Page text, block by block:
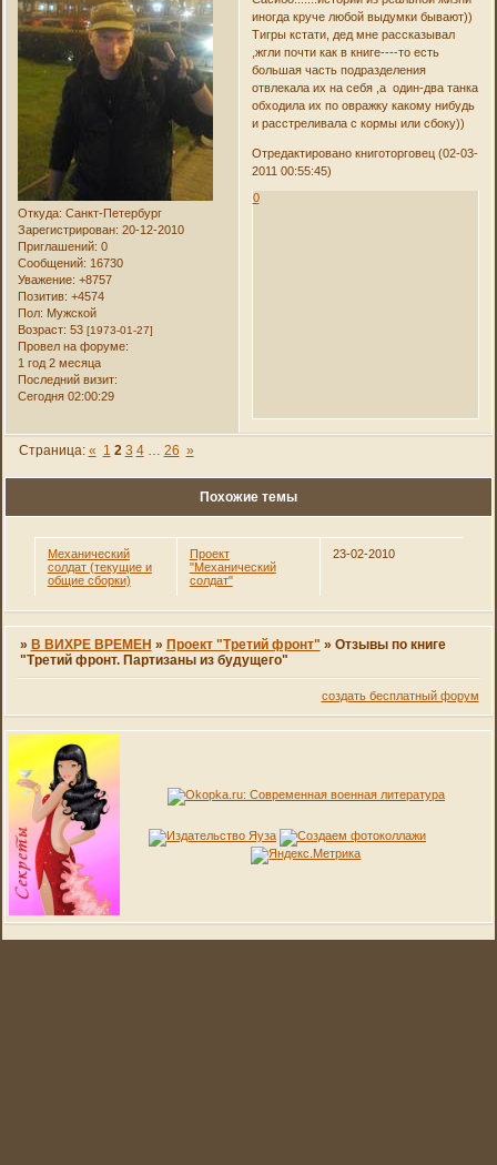
Откуда: Санкт-Петербург
Зарегистрирован: 20-12-2010
Приглашений: 0
Сообщений: 16730
Уважение: +8757
Позитив: +4574
Пол: Мужской
Возраст: 53[1973-01-27]
Провел на форуме:
1 год 2 месяца
Последний визит:
Сегодня 02:00:29
иногда круче любой выдумки бывают))
Тигры кстати, дед мне рассказывал
,жгли почти как в книге----то есть
большая часть подразделения
отвлекала их на себя ,а один-два танка
обходила их по овражку какому нибудь
и расстреливала с кормы или сбоку))
Отредактировано книготорговец (02-03-
2011 00:55:45)
0
Страница: « 1 2 3 4 … 26 »
Похожие темы
Механический
солдат (текущие и
общие сборки)
Проект
"Механический
солдат"
23-02-2010
» В ВИХРЕ ВРЕМЕН » Проект "Третий фронт" » Отзывы по книге
"Третий фронт. Партизаны из будущего"
создать бесплатный форум